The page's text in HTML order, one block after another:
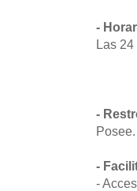
-
Las 24
-
Posee.
-
-